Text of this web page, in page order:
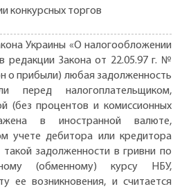
конкурсных торгов
Украины «О налогообложении
редакции Закона от 22.05.97 г. №
о прибыли) любая задолженность
перед налогоплательщиком,
(без процентов и комиссионных
в иностранной валюте,
учете дебитора или кредитора
задолженности в гривни по
(обменному) курсу НБУ,
ее возникновения, и считается